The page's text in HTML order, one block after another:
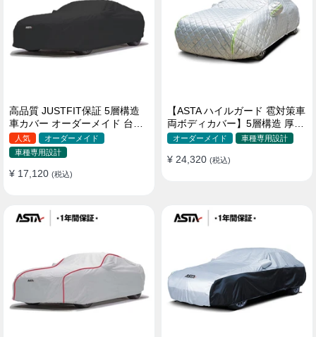
高品質 JUSTFIT保証 5層構造
車カバー オーダーメイド 台風
対策 裏起毛 防水 耐久性 傷保護
人気
オーダーメイド
車種専用設計
¥ 17,120 (税込)
【ASTA ハイルガード 雹対策車
両ボディカバー】5層構造 厚手
オーダーメイド 凍結防止 防雪
ィカバー
オーダーメイド 車種専用設計
¥ 24,320 (税込)